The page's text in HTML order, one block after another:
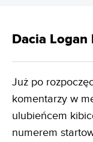
Dacia
Już po
komentarzy w
ulubieńcem
numerem